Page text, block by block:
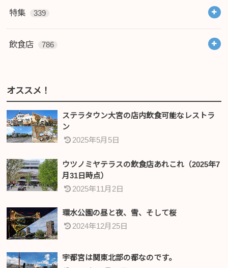
特集 339
飲食店 786
オススメ！
ステラタウン大宮の店内飲食可能なレストラ
ン
2025年5月5日
ウツノミヤテラスの飲食店あれこれ（2025年7
月31日時点）
2025年11月2日
環水公園の昼と夜、雪、そして桜
2024年12月25日
宇都宮は関東北部の都なのです。